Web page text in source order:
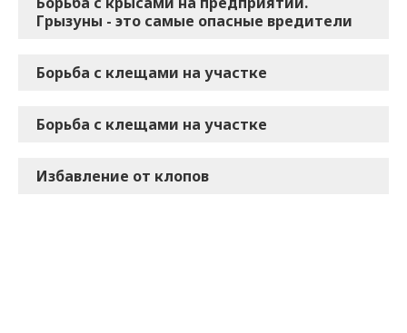
Грызуны - это самые опасные вредители
Борьба с клещами на участке
Борьба с клещами на участке
Избавление от клопов